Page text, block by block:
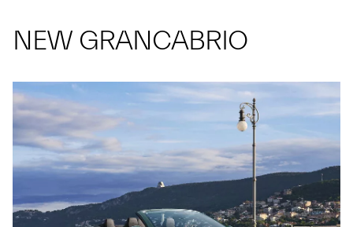
NEW GRANCABRIO